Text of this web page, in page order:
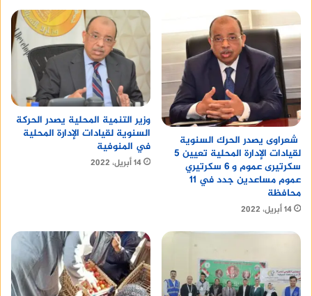
شعراوى يصدر الحرك السنوية
لقيادات الإدارة المحلية تعيين 5
سكرتيرى عموم و 6 سكرتيري
عموم مساعدين جدد في 11
محافظة
14 أبريل، 2022
وزير التنمية المحلية يصدر الحركة
السنوية لقيادات الإدارة المحلية
في المنوفية
14 أبريل، 2022